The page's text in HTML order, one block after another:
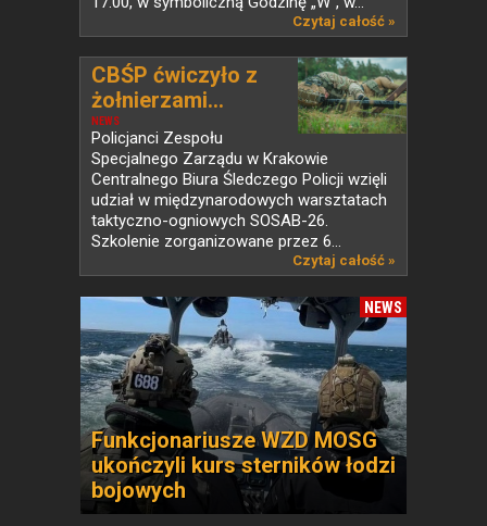
Czytaj całość »
NEWS
CBŚP ćwiczyło z
żołnierzami...
Policjanci Zespołu
Specjalnego Zarządu w Krakowie
Centralnego Biura Śledczego Policji wzięli
udział w międzynarodowych warsztatach
taktyczno-ogniowych SOSAB-26.
Szkolenie zorganizowane przez 6...
Czytaj całość »
NEWS
Funkcjonariusze WZD MOSG
ukończyli kurs sterników łodzi
bojowych